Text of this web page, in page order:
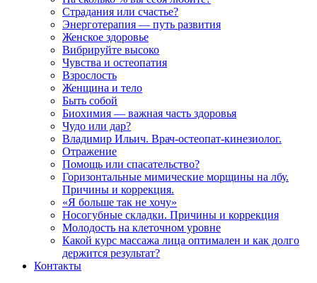
Страдания или счастье?
Энерготерапия — путь развития
Женское здоровье
Вибрируйте высоко
Чувства и остеопатия
Взрослость
Женщина и тело
Быть собой
Биохимия — важная часть здоровья
Чудо или дар?
Владимир Ильич. Врач-остеопат-кинезиолог.
Отражение
Помощь или спасательство?
Горизонтальные мимические морщины на лбу.
Причины и коррекция.
«Я больше так не хочу»
Носогубные складки. Причины и коррекция
Молодость на клеточном уровне
Какой курс массажа лица оптимален и как долго
держится результат?
Контакты